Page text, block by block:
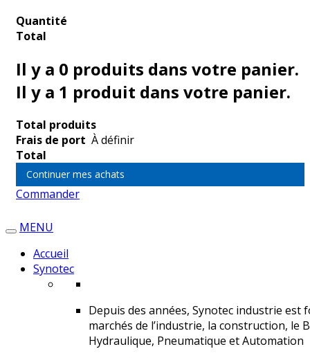
Quantité
Total
Il y a 0 produits dans votre panier.
Il y a 1 produit dans votre panier.
Total produits
Frais de port À définir
Total
Continuer mes achats
Commander
MENU
Accueil
Synotec
Depuis des années, Synotec industrie
marchés de l’industrie, la construction, le
Hydraulique, Pneumatique et Automation